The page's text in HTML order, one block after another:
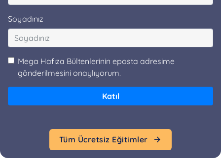
Soyadınız
Mega Hafıza Bültenlerinin eposta adresime
gönderilmesini onaylıyorum.
Katıl
Tüm Ücretsiz Eğitimler